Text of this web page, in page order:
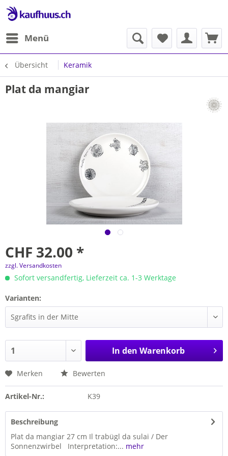
Menü
Übersicht Keramik
Plat da mangiar
CHF 32.00 *
zzgl. Versandkosten
Sofort versandfertig, Lieferzeit ca. 1-3 Werktage
Varianten:
In den Warenkorb
Merken Bewerten
Artikel-Nr.: K39
Beschreibung
Plat da mangiar 27 cm Il trabügl da sulai / Der
Sonnenzwirbel Interpretation:... mehr